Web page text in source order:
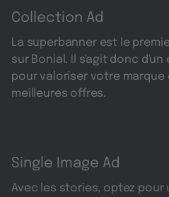
Collection Ad
La superbanner est le
sur Bonial. Il s'agit donc
pour valoriser votre marque
meilleures offres.
Single Image Ad
Avec les stories, optez pour